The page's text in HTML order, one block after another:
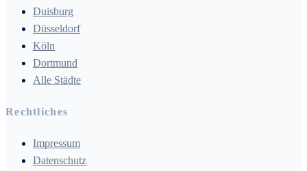
Duisburg
Düsseldorf
Köln
Dortmund
Alle Städte
Rechtliches
Impressum
Datenschutz